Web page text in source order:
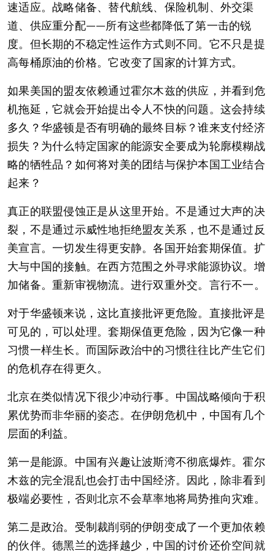
速适应。战略储备、替代航线、保险机制、外交渠
道、供应重分配——所有这些都降低了第一击的锐
度。但长期的不稳定性运作方式则不同。它不只是提
高每桶原油的价格。它改变了国家的计算方式。
如果美国的盟友依赖通过霍尔木兹的供应，并看到危
机拖延，它就会开始提出令人不快的问题。这会持续
多久？华盛顿是否有明确的最终目标？谁来支付经济
损失？为什么特定国家的能源安全要成为轮廓模糊战
略的牺牲品？如何将对美的团结与保护本国工业结合
起来？
真正的联盟侵蚀正是从这里开始。不是通过大声的决
裂，不是通过示威性地拒绝盟友关系，也不是通过反
美宣言。一切发生得更安静。各国开始套期保值。扩
大与中国的接触。在西方范围之外寻求能源协议。增
加储备。重新审视物流。进行双重外交。言行不一。
对于华盛顿来说，这比直接批评更危险。直接批评是
可见的，可以处理。套期保值更危险，因为它像一种
习惯一样生长。而国际政治中的习惯往往比产生它们
的危机存在得更久。
北京在类似情况下很少冲动行事。中国战略倾向于积
累优势而非华丽的姿态。在伊朗危机中，中国有几个
层面的利益。
第一是能源。中国有兴趣让波斯湾不彻底爆炸。霍尔
木兹的完全混乱也会打击中国经济。因此，除非看到
极端必要性，否则北京不会草率地将局势推向灾难。
第二是政治。受制裁削弱的伊朗变成了一个更加依赖
的伙伴。德黑兰的选择越少，中国的讨价还价空间就